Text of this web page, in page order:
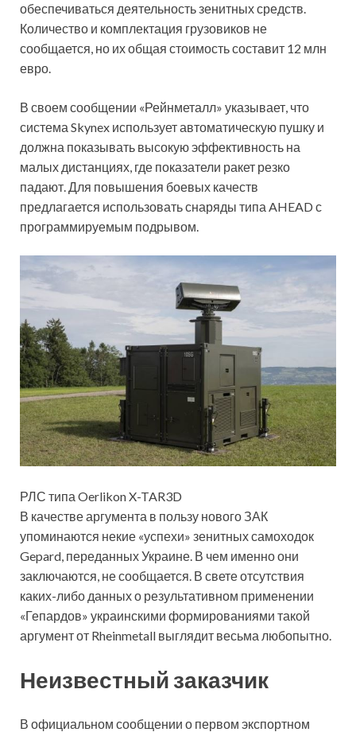
обеспечиваться деятельность зенитных средств.
Количество и комплектация грузовиков не
сообщается, но их общая стоимость составит 12 млн
евро.
В своем сообщении «Рейнметалл» указывает, что
система Skynex использует автоматическую пушку и
должна показывать высокую эффективность на
малых дистанциях, где показатели ракет резко
падают. Для повышения боевых качеств
предлагается использовать снаряды типа AHEAD с
программируемым подрывом.
РЛС типа Oerlikon X-TAR3D
В качестве аргумента в пользу нового ЗАК
упоминаются некие «успехи» зенитных самоходок
Gepard, переданных Украине. В чем именно они
заключаются, не сообщается. В свете отсутствия
каких-либо данных о результативном применении
«Гепардов» украинскими формированиями такой
аргумент от Rheinmetall выглядит весьма любопытно.
Неизвестный заказчик
В официальном сообщении о первом экспортном